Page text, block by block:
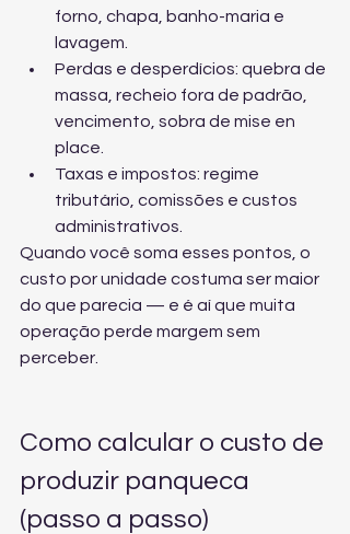
forno, chapa, banho-maria e
lavagem.
Perdas e desperdícios: quebra de
massa, recheio fora de padrão,
vencimento, sobra de mise en
place.
Taxas e impostos: regime
tributário, comissões e custos
administrativos.
Quando você soma esses pontos, o
custo por unidade costuma ser maior
do que parecia — e é aí que muita
operação perde margem sem
perceber.
Como calcular o custo de
produzir panqueca
(passo a passo)